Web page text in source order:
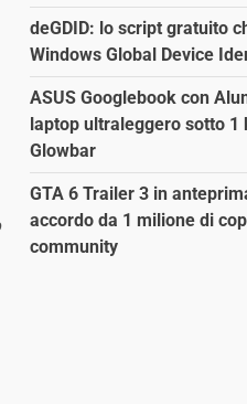
deGDID: lo script gratuito
Windows Global Device
ASUS Googlebook con
laptop ultraleggero sotto 1
Glowbar
GTA 6 Trailer 3 in
accordo da 1 milione di
community